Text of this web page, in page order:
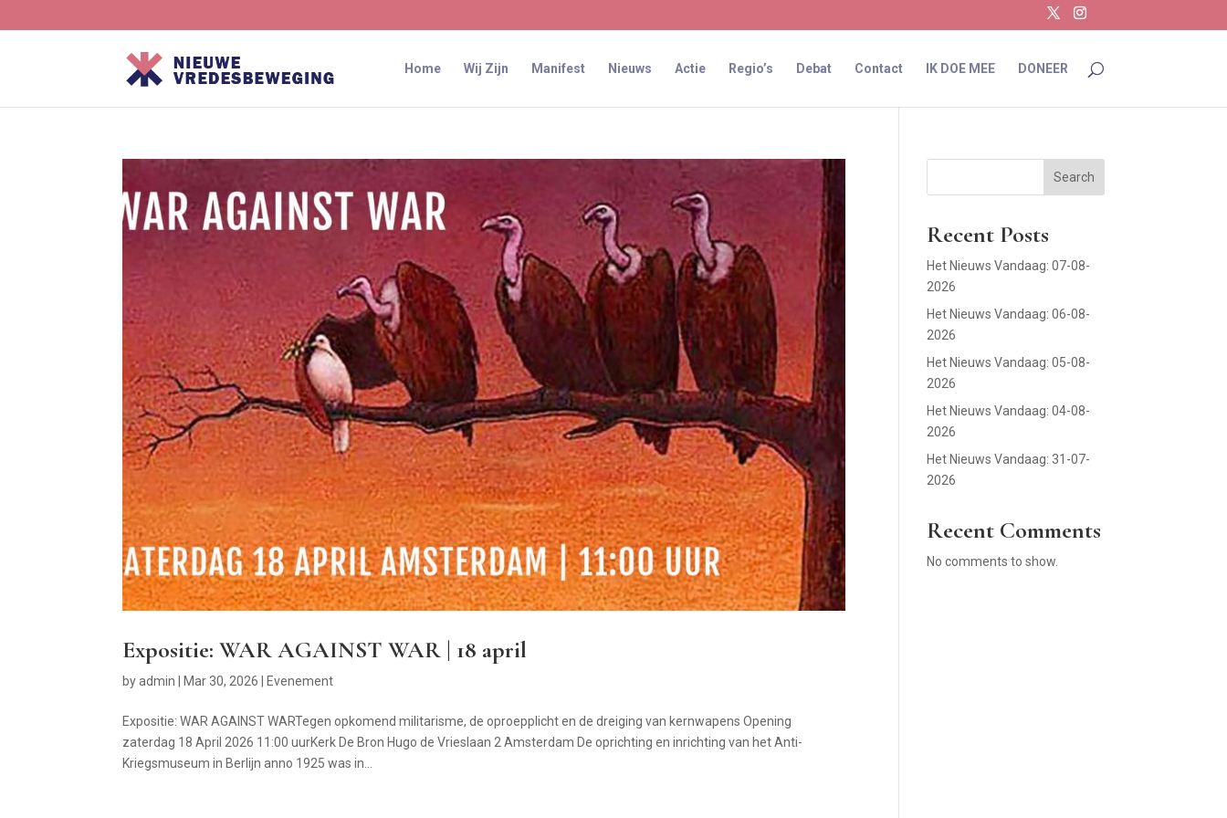
Home Wij Zijn Manifest Nieuws Actie Regio’s Debat Contact IK DOE MEE DONEER
Expositie: WAR AGAINST WAR | 18 april
byadmin Mar 30, 2026 Evenement
Expositie: WAR AGAINST WARTegen opkomend militarisme, de oproepplicht en de dreiging van kernwapens Opening
zaterdag 18 April 2026 11:00 uurKerk De Bron Hugo de Vrieslaan 2 Amsterdam De oprichting en inrichting van het Anti-
Kriegsmuseum in Berlijn anno 1925 was in...
Search
Recent Posts
Het Nieuws Vandaag: 07-08-
2026
Het Nieuws Vandaag: 06-08-
2026
Het Nieuws Vandaag: 05-08-
2026
Het Nieuws Vandaag: 04-08-
2026
Het Nieuws Vandaag: 31-07-
2026
Recent Comments
No comments to show.